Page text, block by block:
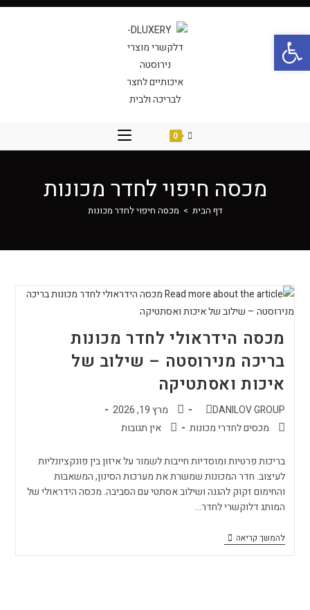
0
מכסה חיפוי לחדר מכונות
דף הבית > מכסה חיפוי לחדר מכונות
מכסה הידראולי לחדר מכונות
בריכה מנירוסטה – שילוב של
איכות ואסתטיקה
DANILOV GROUP
מרץ 19, 2026
מכסים לחדרי מכונות
אין תגובות
בריכות פרטיות ומוסדיות חייבות לשמור על איזון בין פונקציונליות
לעיצוב. חדר המכונות שמשרת את מערכות הסינון, המשאבות
והחימום זקוק להגנה ושילוב אסתטי עם הסביבה. מכסה הידראולי של
המותג דלוקשרי לחדר…
להמשך קריאה
פתח סרגל נגישות